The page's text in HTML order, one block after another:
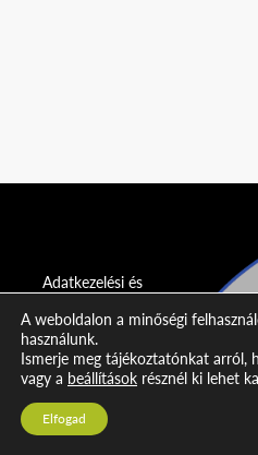
Adatkezelési és
nyilatkozat
Impresszum
Kapcsolat
A weboldalon a minőségi
használunk.
Ismerje meg tájékoztatónkat arról,
vagy a beállítások résznél ki lehet
Elfogad